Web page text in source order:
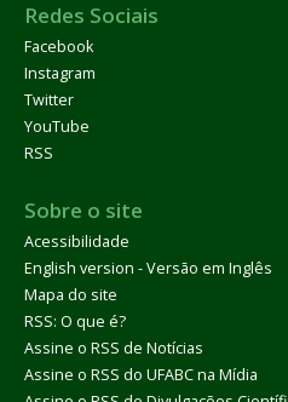
Redes Sociais
Facebook
Instagram
Twitter
YouTube
RSS
Sobre o site
Acessibilidade
English version - Versão em Inglês
Mapa do site
RSS: O que é?
Assine o RSS de Notícias
Assine o RSS do UFABC na Mídia